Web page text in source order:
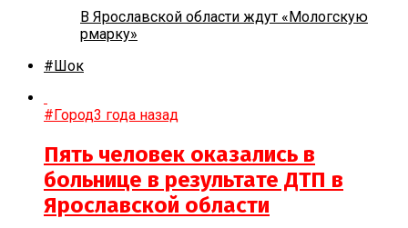
В Ярославской области ждут «Мологскую
рмарку»
#Шок
#Город3 года назад
Пять человек оказались в
больнице в результате ДТП в
Ярославской области